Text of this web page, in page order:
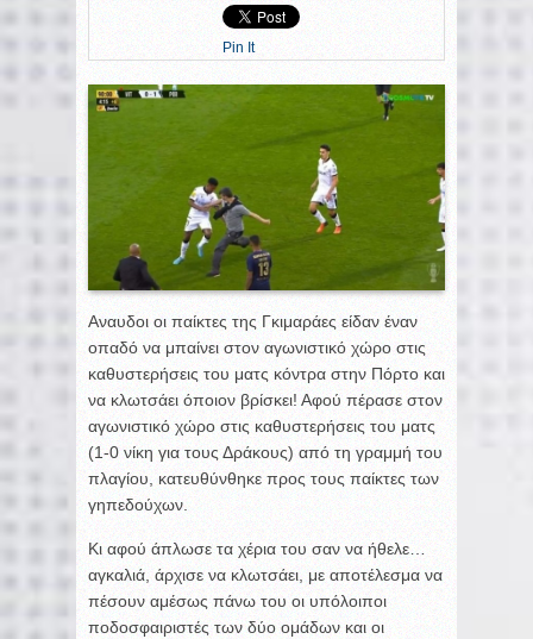
Pin It
Αναυδοι οι παίκτες της Γκιμαράες είδαν έναν
οπαδό να μπαίνει στον αγωνιστικό χώρο στις
καθυστερήσεις του ματς κόντρα στην Πόρτο και
να κλωτσάει όποιον βρίσκει! Αφού πέρασε στον
αγωνιστικό χώρο στις καθυστερήσεις του ματς
(1-0 νίκη για τους Δράκους) από τη γραμμή του
πλαγίου, κατευθύνθηκε προς τους παίκτες των
γηπεδούχων.
Κι αφού άπλωσε τα χέρια του σαν να ήθελε…
αγκαλιά, άρχισε να κλωτσάει, με αποτέλεσμα να
πέσουν αμέσως πάνω του οι υπόλοιποι
ποδοσφαιριστές των δύο ομάδων και οι